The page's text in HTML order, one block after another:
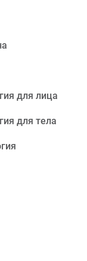
для лица
для тела